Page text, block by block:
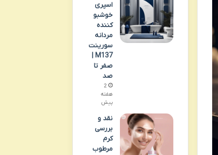
اسپری
خوشبو
کننده
مردانه
سورینت
M137 |
صفر تا
صد
2
هفته
پیش
نقد و
بررسی
کرم
مرطوب